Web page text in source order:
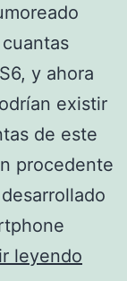
y ahora
existir
de este
procedente
leyendo